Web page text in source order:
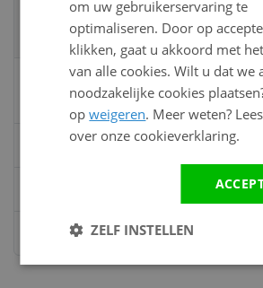
Neem contact op met een
specialisten
Vandaag bereikbaar
van 08:00 tot 17:00 uur
0528 - 355190
Stuur ons een bericht op
om uw gebruikerservaring te
optimaliseren. Door op
klikken, gaat u akkoord met
van alle cookies. Wilt u dat we
noodzakelijke cookies
opweigeren. Meer weten? Lees
over onze cookieverklaring.
ZELF INSTELLEN